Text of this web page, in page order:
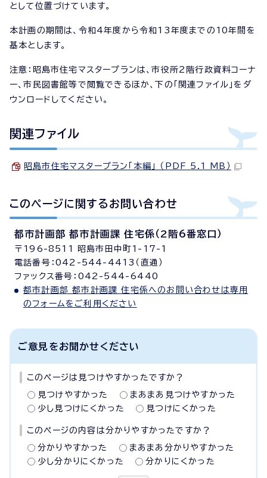
として位置づけています。
本計画の期間は、令和4年度から令和13年度までの10年間を
基本とします。
注意：昭島市住宅マスタープランは、市役所2階行政資料コーナ
ー、市民図書館等で閲覧できるほか、下の「関連ファイル」をダ
ウンロードしてください。
関連ファイル
昭島市住宅マスタープラン「本編」 （PDF 5.1 MB）
このページに関する お問い合わせ
都市計画部 都市計画課 住宅係（2階6番窓口）
〒196-8511 昭島市田中町1-17-1
電話番号：042-544-4413（直通）
ファックス番号：042-544-6440
都市計画部 都市計画課 住宅係へのお問い合わせは専用
のフォームをご利用ください
ご意見をお聞かせください
このページは見つけやすかったですか？
見つけやすかった
まあまあ見つけやすかった
少し見つけにくかった
見つけにくかった
このページの内容は分かりやすかったですか？
分かりやすかった
まあまあ分かりやすかった
少し分かりにくかった
分かりにくかった